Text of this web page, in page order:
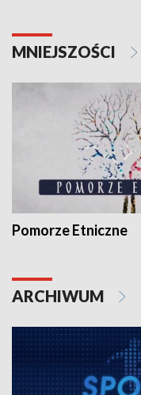
MNIEJSZOŚCI
Pomorze Etniczne
ARCHIWUM